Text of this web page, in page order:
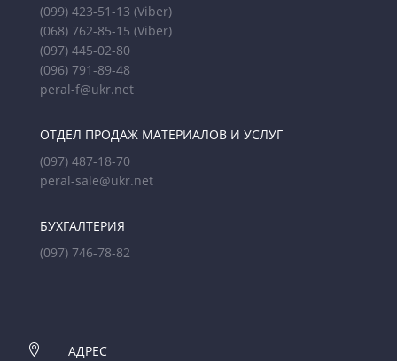
(099) 423-51-13 (Viber)
(068) 762-85-15 (Viber)
(097) 445-02-80
(096) 791-89-48
peral-f@ukr.net
ОТДЕЛ ПРОДАЖ МАТЕРИАЛОВ И УСЛУГ
(097) 487-18-70
peral-sale@ukr.net
БУХГАЛТЕРИЯ
(097) 746-78-82

АДРЕС